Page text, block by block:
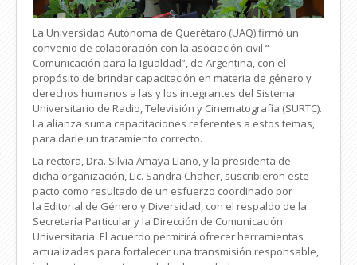
La Universidad Autónoma de Querétaro (UAQ) firmó un
convenio de colaboración con la asociación civil “
Comunicación para la Igualdad”, de Argentina, con el
propósito de brindar capacitación en materia de género y
derechos humanos a las y los integrantes del Sistema
Universitario de Radio, Televisión y Cinematografía (SURTC).
La alianza suma capacitaciones referentes a estos temas,
para darle un tratamiento correcto.
La rectora, Dra. Silvia Amaya Llano, y la presidenta de
dicha organización, Lic. Sandra Chaher, suscribieron este
pacto como resultado de un esfuerzo coordinado por
la Editorial de Género y Diversidad, con el respaldo de la
Secretaría Particular y la Dirección de Comunicación
Universitaria. El acuerdo permitirá ofrecer herramientas
actualizadas para fortalecer una transmisión responsable,